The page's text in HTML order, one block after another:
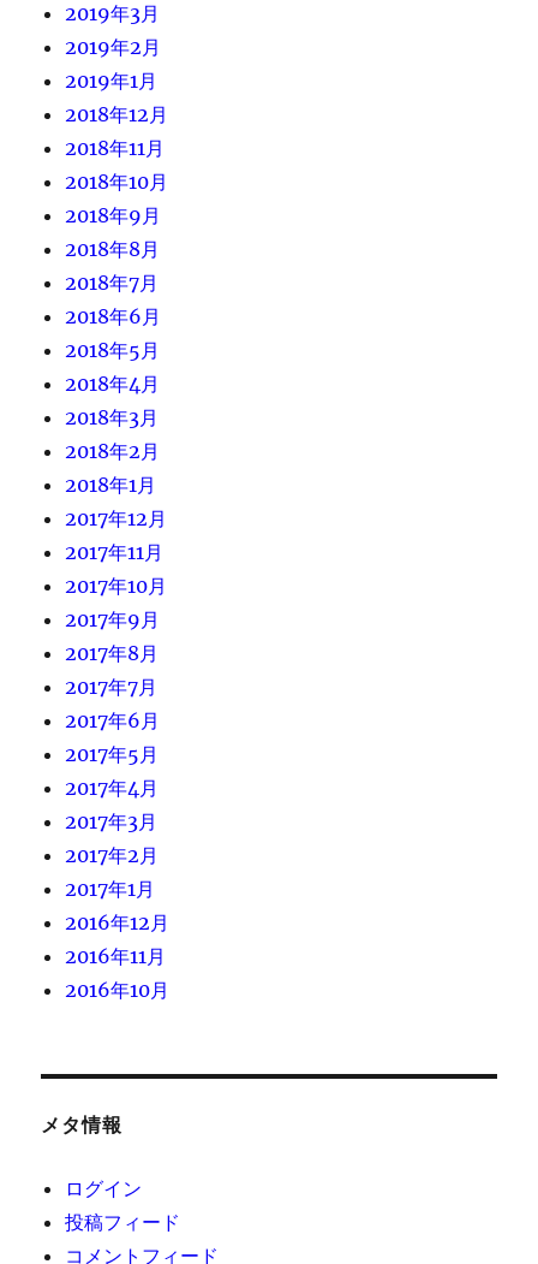
2019年3月
2019年2月
2019年1月
2018年12月
2018年11月
2018年10月
2018年9月
2018年8月
2018年7月
2018年6月
2018年5月
2018年4月
2018年3月
2018年2月
2018年1月
2017年12月
2017年11月
2017年10月
2017年9月
2017年8月
2017年7月
2017年6月
2017年5月
2017年4月
2017年3月
2017年2月
2017年1月
2016年12月
2016年11月
2016年10月
メタ情報
ログイン
投稿フィード
コメントフィード